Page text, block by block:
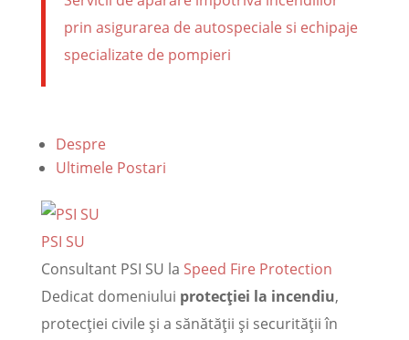
prin asigurarea de autospeciale si echipaje
specializate de pompieri
Despre
Ultimele Postari
PSI SU
Consultant PSI SU la Speed Fire Protection
Dedicat domeniului protecției la incendiu,
protecției civile și a sănătății și securității în